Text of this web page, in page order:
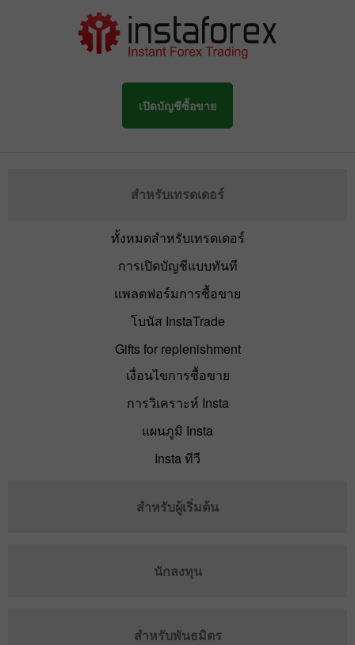
เปิดบัญชีซื้อขาย
สำหรับเทรดเดอร์
ทั้งหมดสำหรับเทรดเดอร์
การเปิดบัญชีแบบทันที
แพลตฟอร์มการซื้อขาย
โบนัส InstaTrade
Gifts for replenishment
เงื่อนไขการซื้อขาย
การวิเคราะห์ Insta
แผนภูมิ Insta
Insta ทีวี
สำหรับผู้เริ่มต้น
นักลงทุน
สำหรับพันธมิตร